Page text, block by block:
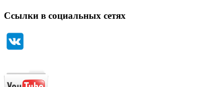
Ссылки в социальных сетях